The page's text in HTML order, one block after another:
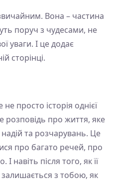
Вона – частина
поруч з чудесами, не
уваги. І це додає
сторінці.
просто історія однієї
розповідь про життя, яке
та розчарувань. Це
про багато речей, про
навіть після того, як її
з тобою, як